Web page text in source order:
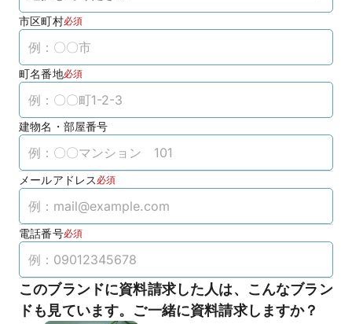
市区町村必須
町名番地必須
建物名・部屋番号
メールアドレス 必須
電話番号必須
このブランドに資料請求した人は、こんなブラン
ドも見ています。ご一緒に資料請求しますか？